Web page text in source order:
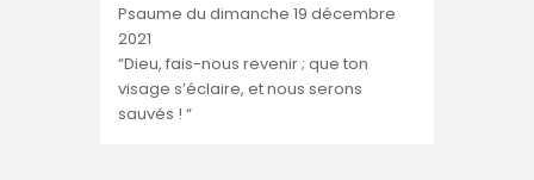
Psaume du dimanche 19 décembre
2021
“Dieu, fais-nous revenir ; que ton
visage s’éclaire, et nous serons
sauvés ! “